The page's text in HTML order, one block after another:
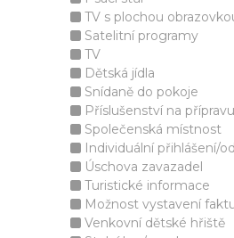
TV s plochou
Satelitní programy
TV
Dětská jídla
Snídaně do pokoje
Příslušenství na
Společenská místnost
Individuální přihlášení/
Úschova zavazadel
Turistické informace
Možnost vystavení
Venkovní dětské hřiště